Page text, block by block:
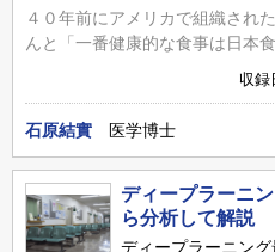
４０年前にアメリカで組織され
んと「一番健康的な食事は日本
収
石原結實 医学博士
ディープラーニ
ら分析して解説
ディープラーニン